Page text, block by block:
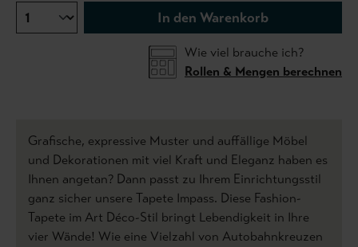
In den Warenkorb
Wie viel brauche ich?
Rollen & Mengen berechnen
Grafische, expressive Muster und auffällige Möbel
und Dekorationen mit viel Kraft und Eleganz haben es
Ihnen angetan? Dann passt zu Ihrem Einrichtungsstil
ganz sicher unsere Tapete Impass. Diese Fashion-
Tapete im Art Déco-Stil bringt Lebendigkeit in Ihre
vier Wände! Wie eine Vielzahl von Autobahnkreuzen